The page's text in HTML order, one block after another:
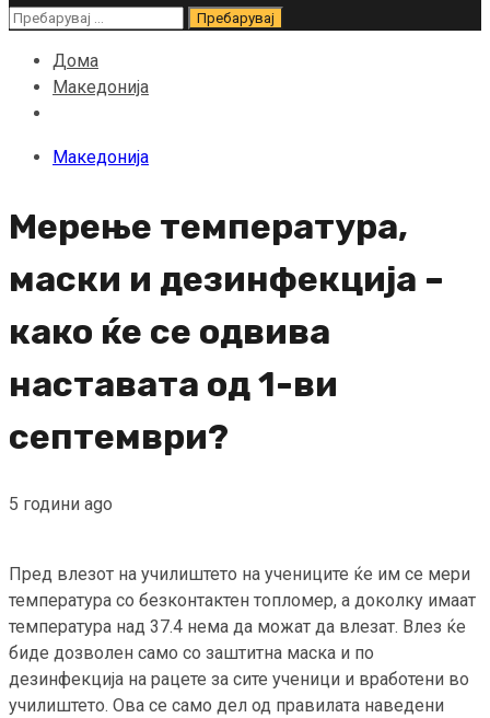
Пребарувај
Дома
Македонија
Македонија
Мерење температура,
маски и дезинфекција –
како ќе се одвива
наставата од 1-ви
септември?
5 години ago
Пред влезот на училиштето на учениците ќе им се мери
температура со безконтактен топломер, а доколку имаат
температура над 37.4 нема да можат да влезат. Влез ќе
биде дозволен само со заштитна маска и по
дезинфекција на рацете за сите ученици и вработени во
училиштето. Ова се само дел од правилата наведени